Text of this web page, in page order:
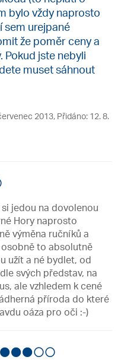
bylo vždy naprosto
sem urejpané
že poměr ceny a
Pokud jste nebyli
muset sáhnout
2013, Přidáno: 12. 8.
jedou na dovolenou
Hory naprosto
výměna ručníků a
to absolutně
užít a né bydlet, od
svých představ, na
ale vzhledem k cené
příroda do které
oáza pro oči :-)